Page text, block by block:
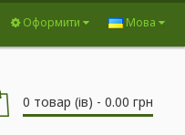
Мова
Оформити
0 товар (ів) - 0.00 грн